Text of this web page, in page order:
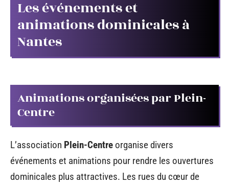
Les événements et
animations dominicales à
Nantes
Animations organisées par Plein-
Centre
L’association Plein-Centre organise divers
événements et animations pour rendre les ouvertures
dominicales plus attractives. Les rues du cœur de